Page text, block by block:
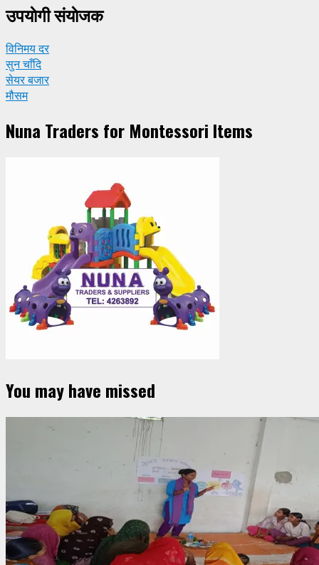
उपयाेगी संयाेजक
विनिमय दर
सुन चाँदि
सेयर बजार
मौसम
Nuna Traders for Montessori Items
You may have missed